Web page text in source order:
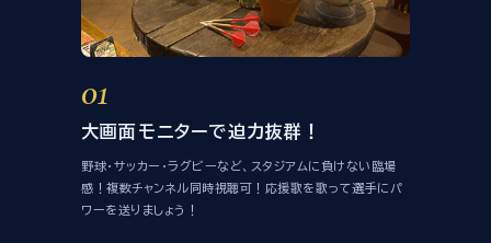
01
大画面モニターで迫力抜群！
野球・サッカー・ラグビーなど、スタジアムに負けない臨場
感！複数チャンネル同時視聴可！応援歌を歌って選手にパ
ワーを送りましょう！